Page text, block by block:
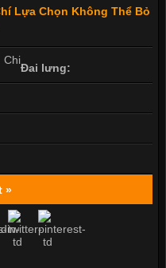
Lựa Chọn Không Thể Bỏ
Đai lưng:
»